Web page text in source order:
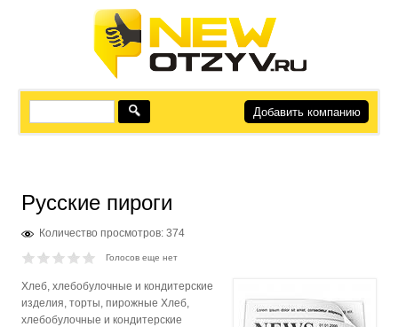
Добавить компанию
Русские пироги
Количество просмотров: 374
Голосов еще нет
Хлеб, хлебобулочные и кондитерские
изделия, торты, пирожные Хлеб,
хлебобулочные и кондитерские